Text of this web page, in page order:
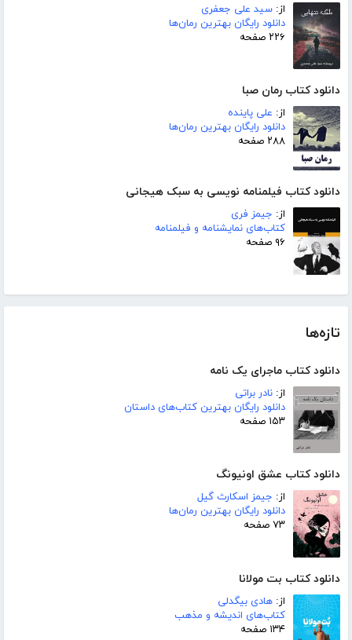
از: سید علی جعفری
دانلود رایگان بهترین رمان‌ها
۲۲۶ صفحه
دانلود کتاب رمان صبا
از: علی پاینده
دانلود رایگان بهترین رمان‌ها
۲۸۸ صفحه
دانلود کتاب فیلمنامه نویسی به سبک هیجانی
از: جیمز فری
کتاب‌های نمایشنامه و فیلمنامه
۹۶ صفحه
تازه‌ها
دانلود کتاب ماجرای یک نامه
از: نادر براتی
دانلود رایگان بهترین کتاب‌های داستان
۱۵۳ صفحه
دانلود کتاب عشق اونیونگ
از: جیمز اسکارث گیل
دانلود رایگان بهترین رمان‌ها
۷۳ صفحه
دانلود کتاب بت مولانا
از: هادی بیگدلی
کتاب‌های اندیشه و مذهب
۱۳۴ صفحه